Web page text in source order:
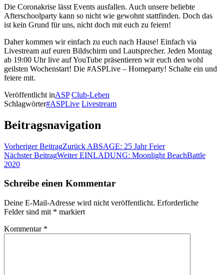
Die Coronakrise lässt Events ausfallen. Auch unsere beliebte
Afterschoolparty kann so nicht wie gewohnt stattfinden. Doch das
ist kein Grund für uns, nicht doch mit euch zu feiern!
Daher kommen wir einfach zu euch nach Hause! Einfach via
Livestream auf euren Bildschirm und Lautsprecher. Jeden Montag
ab 19:00 Uhr live auf YouTube präsentieren wir euch den wohl
geilsten Wochenstart! Die #ASPLive – Homeparty! Schalte ein und
feiere mit.
Veröffentlicht inASP Club-Leben
Schlagwörter#ASPLive Livestream
Beitragsnavigation
Vorheriger BeitragZurück ABSAGE: 25 Jahr Feier
Nächster BeitragWeiter EINLADUNG: Moonlight BeachBattle
2020
Schreibe einen Kommentar
Deine E-Mail-Adresse wird nicht veröffentlicht. Erforderliche
Felder sind mit * markiert
Kommentar *